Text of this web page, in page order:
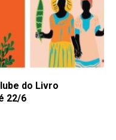
do Livro
22/6